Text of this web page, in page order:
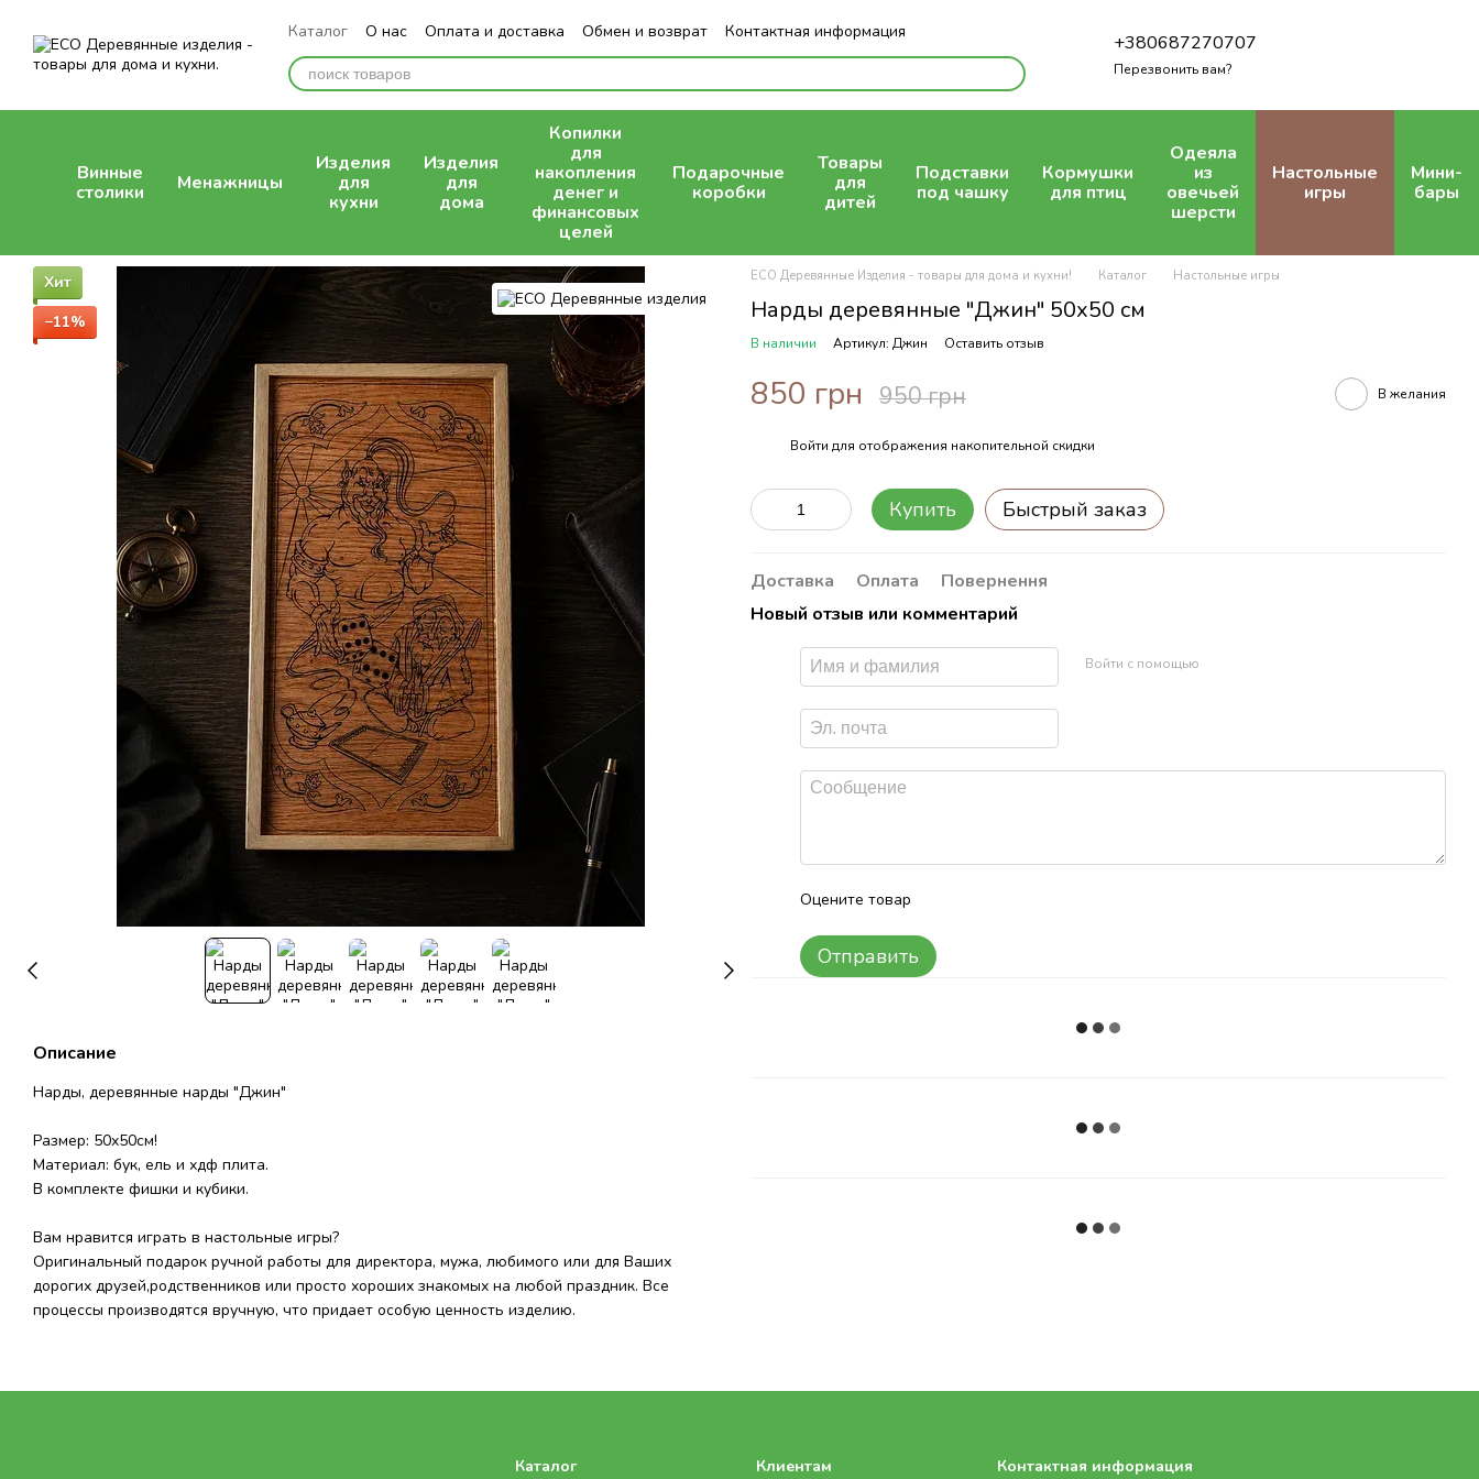
Каталог О нас Оплата и доставка Обмен и возврат
Контактная информация
Отзывы о магазине
+380687270707
Перезвонить вам?
Винные
столики
Менажницы
Изделия
для
кухни
Изделия
для
дома
Копилки
для
накопления
денег и
финансовых
целей
Подарочные
коробки
Товары
для
дитей
Подставки
под чашку
Кормушки
для птиц
Одеяла
из
овечьей
шерсти
Настольные
игры
Мини-
бары
Хит
−11%
Описание
Нарды, деревянные нарды "Джин"
Размер: 50х50см!
Материал: бук, ель и хдф плита.
В комплекте фишки и кубики.
Вам нравится играть в настольные игры?
Оригинальный подарок ручной работы для директора, мужа, любимого или для Ваших
дорогих друзей,родственников или просто хороших знакомых на любой праздник. Все
процессы производятся вручную, что придает особую ценность изделию.
ECO Деревянные Изделия - товары для дома и кухни! Каталог Настольные игры
Нарды деревянные "Джин" 50х50 см
В наличии Артикул: Джин Оставить отзыв
850 грн 950 грн В желания
Войти для отображения накопительной скидки
Купить Быстрый заказ
Доставка Оплата
Повернення
Новый отзыв или комментарий
Войти с помощью
Оцените товар
Отправить
Каталог Клиентам Контактная информация